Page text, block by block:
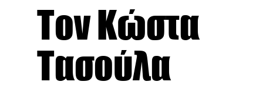
Τον Κώστα
Τασούλα